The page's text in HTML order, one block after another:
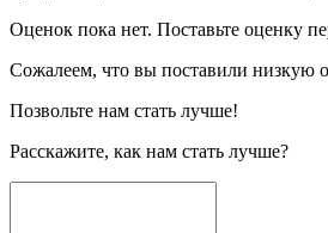
Оценок пока нет. Поставьте оценку
Сожалеем, что вы поставили низкую
Позвольте нам стать лучше!
Расскажите, как нам стать лучше?